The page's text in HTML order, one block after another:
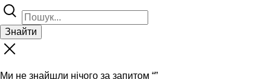
Знайти
Ми не знайшли нічого за запитом “”